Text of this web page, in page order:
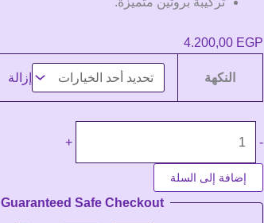
4.200,00 EGP
النكهة إزالة
-
Anabolic
Mass
+
إضافة إلى السلة
Guaranteed Safe Checkout